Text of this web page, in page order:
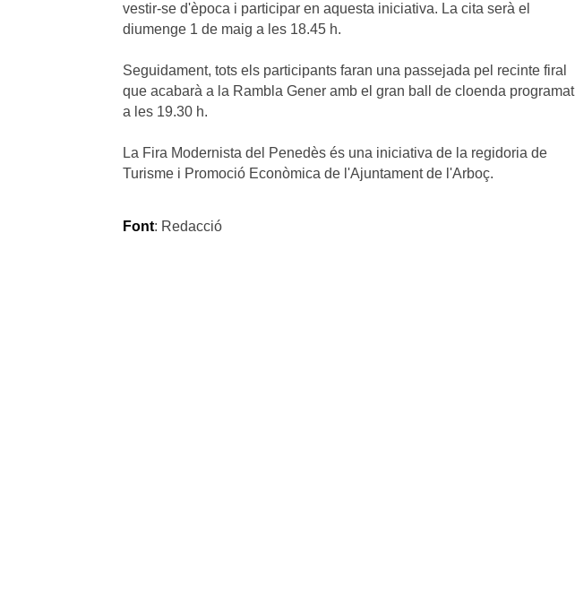
vestir-se d'època i participar en aquesta iniciativa. La cita serà el
diumenge 1 de maig a les 18.45 h.
Seguidament, tots els participants faran una passejada pel recinte firal
que acabarà a la Rambla Gener amb el gran ball de cloenda programat
a les 19.30 h.
La Fira Modernista del Penedès és una iniciativa de la regidoria de
Turisme i Promoció Econòmica de l'Ajuntament de l'Arboç.
Font: Redacció